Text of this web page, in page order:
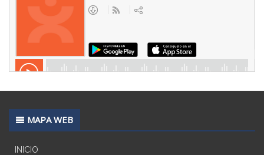
MAPA WEB
INICIO